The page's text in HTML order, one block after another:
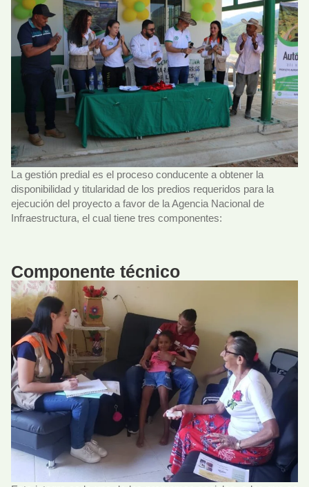
La gestión predial es el proceso conducente a obtener la
disponibilidad y titularidad de los predios requeridos para la
ejecución del proyecto a favor de la Agencia Nacional de
Infraestructura, el cual tiene tres componentes:
Componente técnico